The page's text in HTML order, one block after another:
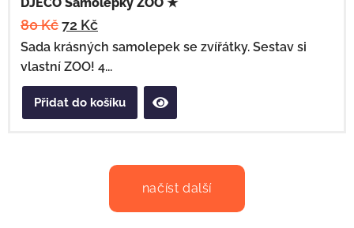
80Kč72 Kč
Sada krásných samolepek se zvířátky. Sestav si
vlastní ZOO! 4...
Přidat do košíku
načíst další